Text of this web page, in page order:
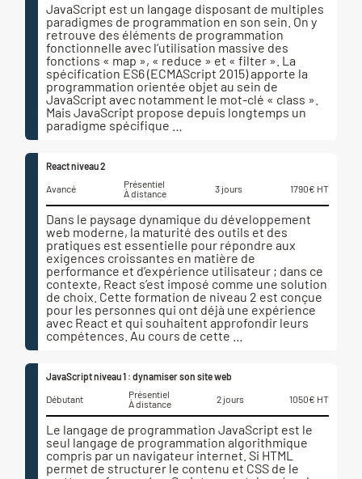
JavaScript est un langage disposant de multiples
paradigmes de programmation en son sein. On y
retrouve des éléments de programmation
fonctionnelle avec l’utilisation massive des
fonctions « map », « reduce » et « filter ». La
spécification ES6 (ECMAScript 2015) apporte la
programmation orientée objet au sein de
JavaScript avec notamment le mot-clé « class ».
Mais JavaScript propose depuis longtemps un
paradigme spécifique …
React niveau 2
Avancé
Présentiel
À distance
3 jours 1790€ HT
Dans le paysage dynamique du développement
web moderne, la maturité des outils et des
pratiques est essentielle pour répondre aux
exigences croissantes en matière de
performance et d’expérience utilisateur ; dans ce
contexte, React s’est imposé comme une solution
de choix. Cette formation de niveau 2 est conçue
pour les personnes qui ont déjà une expérience
avec React et qui souhaitent approfondir leurs
compétences. Au cours de cette …
JavaScript niveau 1 : dynamiser son site web
Débutant
Présentiel
À distance
2 jours 1050€ HT
Le langage de programmation JavaScript est le
seul langage de programmation algorithmique
compris par un navigateur internet. Si HTML
permet de structurer le contenu et CSS de le